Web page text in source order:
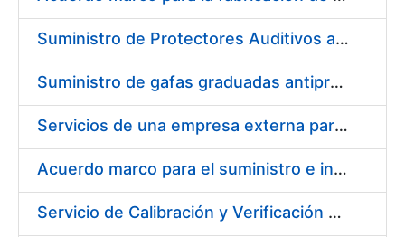
Suministro de Protectores Auditivos a medida para las personas trabajadoras de los Centros de Trabajo de Madrid y Burgos
Suministro de gafas graduadas antiproyecciones para los trabajadores de la FNMT-RCM en los centros de trabajo de Madrid y Burgos
Servicios de una empresa externa para el asesoramiento y resolución de los recursos de alzada que se presentan relacionados con procesos de selección para la FNMT-RCM
Acuerdo marco para el suministro e instalación de persianas, estores y otros complementos
Servicio de Calibración y Verificación Externa de los Equipos de Medición del Servicio de Prevención de la FNMT-RCM